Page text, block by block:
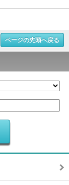
ページの先頭へ戻る